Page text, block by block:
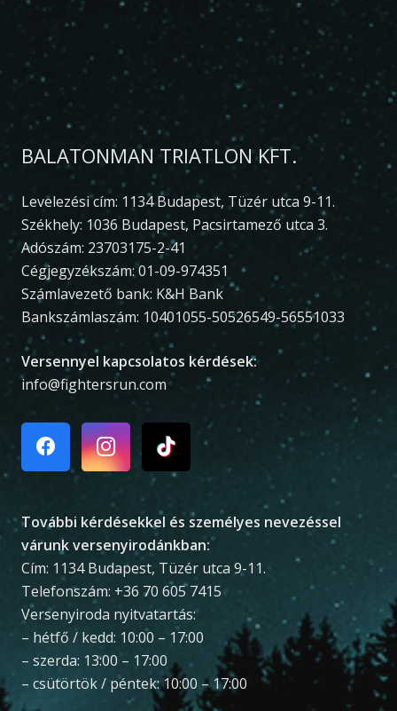
BALATONMAN TRIATLON KFT.
Levelezési cím: 1134 Budapest, Tüzér utca 9-11.
Székhely: 1036 Budapest, Pacsirtamező utca 3.
Adószám: 23703175-2-41
Cégjegyzékszám: 01-09-974351
Számlavezető bank: K&H Bank
Bankszámlaszám: 10401055-50526549-56551033
Versennyel kapcsolatos kérdések:
info@fightersrun.com
További kérdésekkel és személyes nevezéssel
várunk versenyirodánkban:
Cím: 1134 Budapest, Tüzér utca 9-11.
Telefonszám: +36 70 605 7415
Versenyiroda nyitvatartás:
– hétfő / kedd: 10:00 – 17:00
– szerda: 13:00 – 17:00
– csütörtök / péntek: 10:00 – 17:00